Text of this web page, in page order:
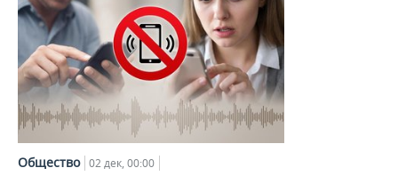
Общество 02 дек, 00:00